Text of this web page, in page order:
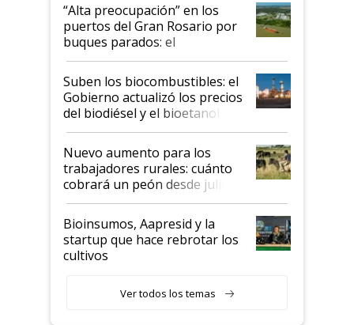
“Alta preocupación” en los
puertos del Gran Rosario por
buques parados: el
funcionamiento de las
exportadoras en tensión tras
la medida de fuerza de los
prácticos
Suben los biocombustibles: el
Gobierno actualizó los precios
del biodiésel y el bioetanol
Nuevo aumento para los
trabajadores rurales: cuánto
cobrará un peón desde julio
Bioinsumos, Aapresid y la
startup que hace rebrotar los
cultivos
Ver todos los temas